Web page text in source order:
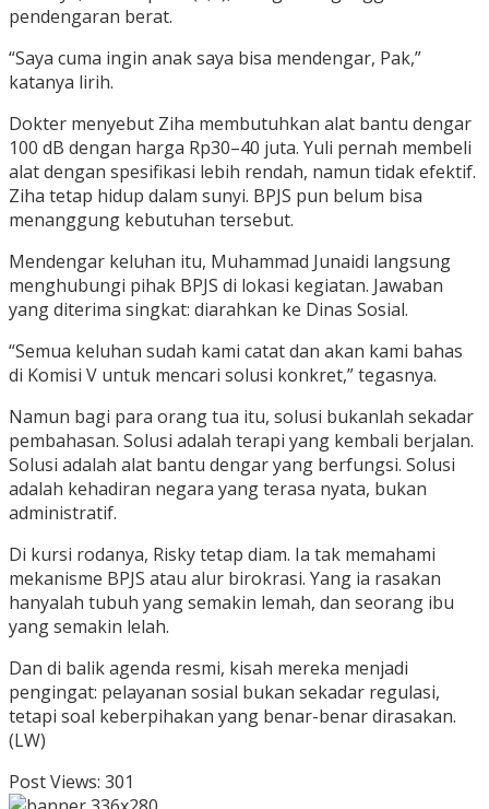
pendengaran berat.
“Saya cuma ingin anak saya bisa mendengar, Pak,”
katanya lirih.
Dokter menyebut Ziha membutuhkan alat bantu dengar
100 dB dengan harga Rp30–40 juta. Yuli pernah membeli
alat dengan spesifikasi lebih rendah, namun tidak efektif.
Ziha tetap hidup dalam sunyi. BPJS pun belum bisa
menanggung kebutuhan tersebut.
Mendengar keluhan itu, Muhammad Junaidi langsung
menghubungi pihak BPJS di lokasi kegiatan. Jawaban
yang diterima singkat: diarahkan ke Dinas Sosial.
“Semua keluhan sudah kami catat dan akan kami bahas
di Komisi V untuk mencari solusi konkret,” tegasnya.
Namun bagi para orang tua itu, solusi bukanlah sekadar
pembahasan. Solusi adalah terapi yang kembali berjalan.
Solusi adalah alat bantu dengar yang berfungsi. Solusi
adalah kehadiran negara yang terasa nyata, bukan
administratif.
Di kursi rodanya, Risky tetap diam. Ia tak memahami
mekanisme BPJS atau alur birokrasi. Yang ia rasakan
hanyalah tubuh yang semakin lemah, dan seorang ibu
yang semakin lelah.
Dan di balik agenda resmi, kisah mereka menjadi
pengingat: pelayanan sosial bukan sekadar regulasi,
tetapi soal keberpihakan yang benar-benar dirasakan.
(LW)
Post Views: 301